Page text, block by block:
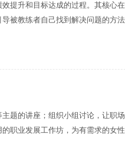
提升和目标达成的过程。其核心
被教练者自己找到解决问题的方法
题的讲座；组织小组讨论，让职
职业发展工作坊，为有需求的女